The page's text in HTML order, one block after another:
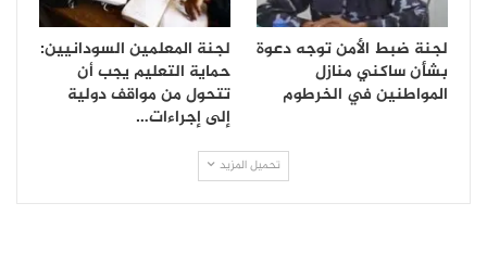
لجنة ضبط الأمن توجه دعوة
بشأن ساكني منازل
المواطنين في الخرطوم
لجنة المعلمين السودانيين:
حماية التعليم يجب أن
تتحول من مواقف دولية
إلى إجراءات…
تحميل المزيد